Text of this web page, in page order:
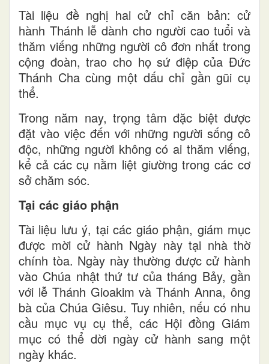
Tài liệu đề nghị hai cử chỉ căn bản: cử
hành Thánh lễ dành cho người cao tuổi và
thăm viếng những người cô đơn nhất trong
cộng đoàn, trao cho họ sứ điệp của Đức
Thánh Cha cùng một dấu chỉ gần gũi cụ
thể.
Trong năm nay, trọng tâm đặc biệt được
đặt vào việc đến với những người sống cô
độc, những người không có ai thăm viếng,
kể cả các cụ nằm liệt giường trong các cơ
sở chăm sóc.
Tại các giáo phận
Tài liệu lưu ý, tại các giáo phận, giám mục
được mời cử hành Ngày này tại nhà thờ
chính tòa. Ngày này thường được cử hành
vào Chúa nhật thứ tư của tháng Bảy, gần
với lễ Thánh Gioakim và Thánh Anna, ông
bà của Chúa Giêsu. Tuy nhiên, nếu có nhu
cầu mục vụ cụ thể, các Hội đồng Giám
mục có thể dời ngày cử hành sang một
ngày khác.